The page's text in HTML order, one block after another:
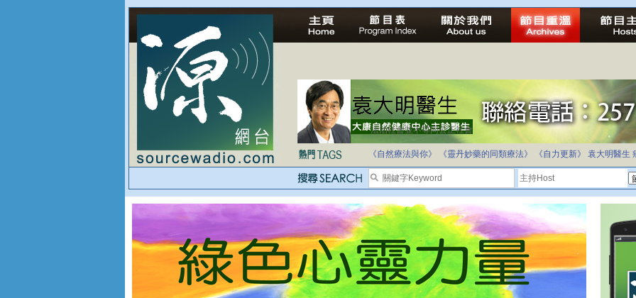
法治社會並不等同公正社會
自家教育合法化-推動多元化教育，全民學卷制
《自然療法與你》
《靈丹妙藥的同類療法》 《自力更新》 袁大明醫生